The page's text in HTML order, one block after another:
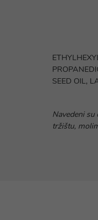
SEED OIL,
Navedeni
tržištu,